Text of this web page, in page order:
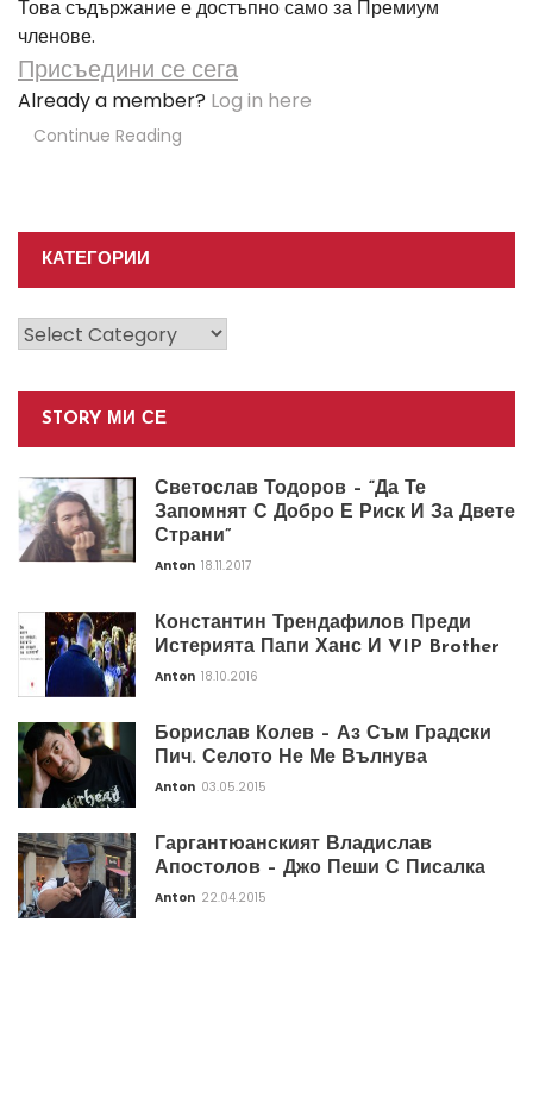
Това съдържание е достъпно само за Премиум
членове.
Присъедини се сега
Already a member? Log in here
Continue Reading
КАТЕГОРИИ
Категории
STORY МИ СЕ
Светослав Тодоров – “Да Те
Запомнят С Добро Е Риск И За Двете
Страни”
Anton 18.11.2017
Константин Трендафилов Преди
Истерията Папи Ханс И VIP Brother
Anton 18.10.2016
Борислав Колев – Аз Съм Градски
Пич. Селото Не Ме Вълнува
Anton 03.05.2015
Гаргантюанският Владислав
Апостолов – Джо Пеши С Писалка
Anton 22.04.2015